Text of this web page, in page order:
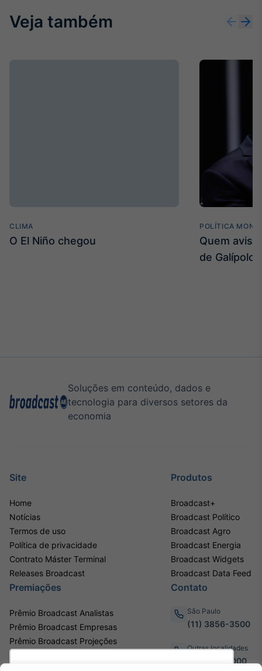
Veja também
CLIMA
O El Niño chegou
POLÍTICA
Quem
de Galípolo
Soluções em conteúdo, dados e
tecnologia para diversos setores da
economia
Site
Home
Notícias
Termos de uso
Política de privacidade
Contrato Máster Terminal
Releases Broadcast
Produtos
Broadcast+
Broadcast Político
Broadcast Agro
Broadcast Energia
Broadcast Widgets
Broadcast Data Feed
Premiações
Prêmio Broadcast Analistas
Prêmio Broadcast Empresas
Prêmio Broadcast Projeções
Contato
São Paulo
(11) 3856-3500
Outras localidades
0800.011.3000